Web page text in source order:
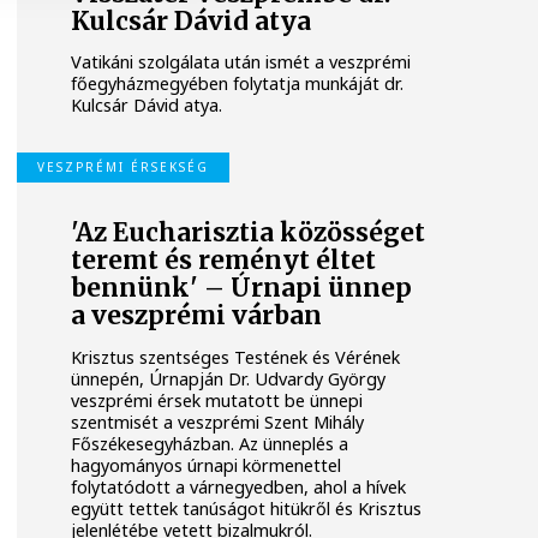
Kulcsár Dávid atya
Vatikáni szolgálata után ismét a veszprémi
főegyházmegyében folytatja munkáját dr.
Kulcsár Dávid atya.
VESZPRÉMI ÉRSEKSÉG
'Az Eucharisztia közösséget
teremt és reményt éltet
bennünk' – Úrnapi ünnep
a veszprémi várban
Krisztus szentséges Testének és Vérének
ünnepén, Úrnapján Dr. Udvardy György
veszprémi érsek mutatott be ünnepi
szentmisét a veszprémi Szent Mihály
Főszékesegyházban. Az ünneplés a
hagyományos úrnapi körmenettel
folytatódott a várnegyedben, ahol a hívek
együtt tettek tanúságot hitükről és Krisztus
jelenlétébe vetett bizalmukról.